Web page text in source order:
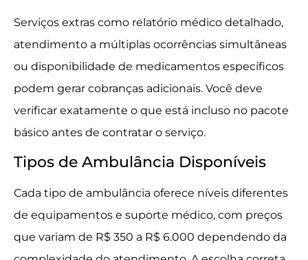
Serviços extras como relatório médico detalhado,
atendimento a múltiplas ocorrências simultâneas
ou disponibilidade de medicamentos específicos
podem gerar cobranças adicionais. Você deve
verificar exatamente o que está incluso no pacote
básico antes de contratar o serviço.
Tipos de Ambulância Disponíveis
Cada tipo de ambulância oferece níveis diferentes
de equipamentos e suporte médico, com preços
que variam de R$ 350 a R$ 6.000 dependendo da